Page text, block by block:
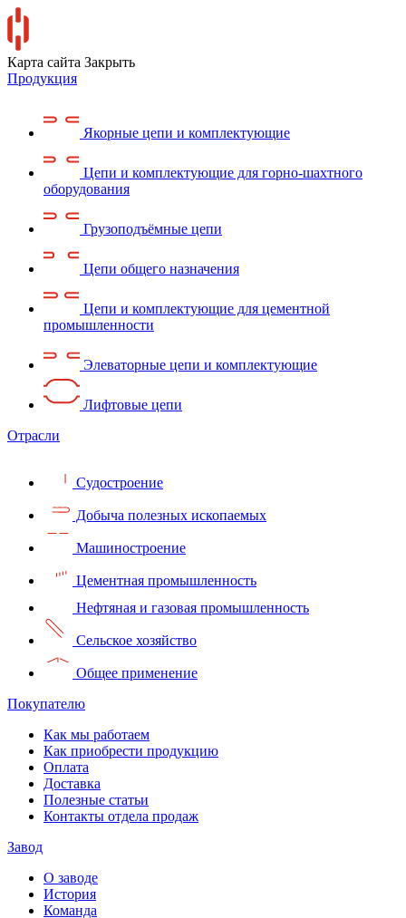
Карта сайта Закрыть
Продукция
Якорные цепи и комплектующие
Цепи и комплектующие для горно-шахтного
оборудования
Грузоподъёмные цепи
Цепи общего назначения
Цепи и комплектующие для цементной
промышленности
Элеваторные цепи и комплектующие
Лифтовые цепи
Отрасли
Судостроение
Добыча полезных ископаемых
Машиностроение
Цементная промышленность
Нефтяная и газовая промышленность
Сельское хозяйство
Общее применение
Покупателю
Как мы работаем
Как приобрести продукцию
Оплата
Доставка
Полезные статьи
Контакты отдела продаж
Завод
О заводе
История
Команда